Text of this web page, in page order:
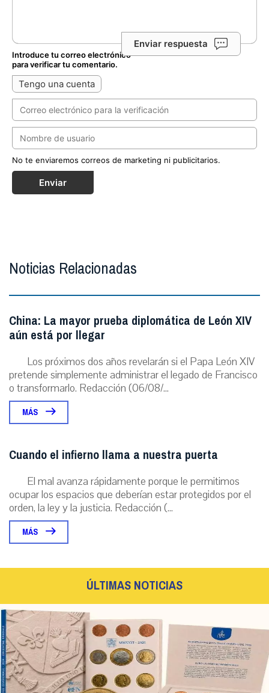
Enviar respuesta
Introduce tu correo electrónico
para verificar tu comentario.
Tengo una cuenta
No te enviaremos correos de marketing ni publicitarios.
Enviar
Noticias Relacionadas
China: La mayor prueba diplomática de León XIV
aún está por llegar
Los próximos dos años revelarán si el Papa León XIV
pretende simplemente administrar el legado de Francisco
o transformarlo. Redacción (06/08/...
MÁS
Cuando el infierno llama a nuestra puerta
El mal avanza rápidamente porque le permitimos
ocupar los espacios que deberían estar protegidos por el
orden, la ley y la justicia. Redacción (...
MÁS
ÚLTIMAS NOTICIAS